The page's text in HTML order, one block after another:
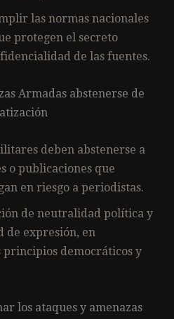
las normas nacionales
protegen el secreto
de las fuentes.
Armadas abstenerse de
deben abstenerse a
o publicaciones que
en riesgo a periodistas.
de neutralidad política y
de expresión, en
principios democráticos y
los ataques y amenazas